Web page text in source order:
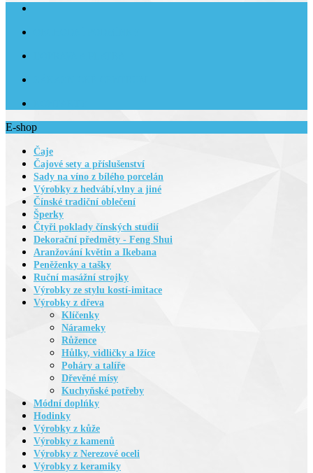
E-shop
Čaje
Čajové sety a příslušenství
Sady na víno z bílého porcelán
Výrobky z hedvábí,vlny a jiné
Čínské tradiční oblečení
Šperky
Čtyři poklady čínských studií
Dekorační předměty - Feng Shui
Aranžování květin a Ikebana
Peněženky a tašky
Ruční masážní strojky
Výrobky ze stylu kostí-imitace
Výrobky z dřeva
Klíčenky
Nárameky
Růžence
Hůlky, vidličky a lžíce
Poháry a talíře
Dřevěné mísy
Kuchyňské potřeby
Módní doplńky
Hodinky
Výrobky z kůže
Výrobky z kamenů
Výrobky z Nerezové oceli
Výrobky z keramiky